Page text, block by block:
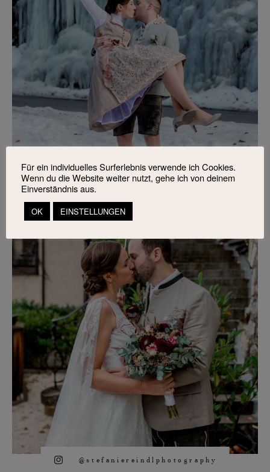
@stefaniereindlphotography
Für ein individuelles Surferlebnis verwende ich Cookies.
Wenn du die Website weiter nutzt, gehe ich von deinem
Einverständnis aus.
OK EINSTELLUNGEN